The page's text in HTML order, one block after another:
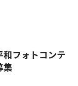
和フォトコンテ
集